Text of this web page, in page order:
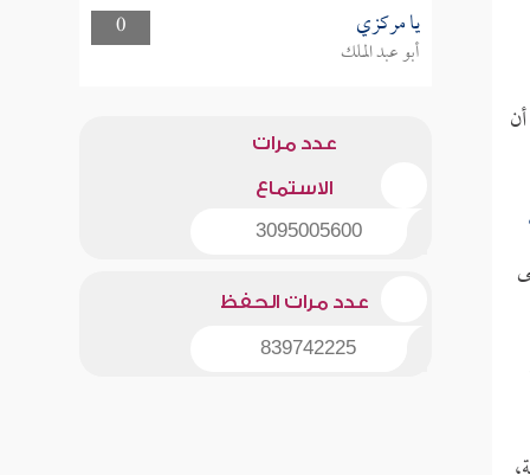
0
يا مركزي
أبو عبد الملك
عدد مرات
الاستماع
3095005600
عدد مرات الحفظ
839742225